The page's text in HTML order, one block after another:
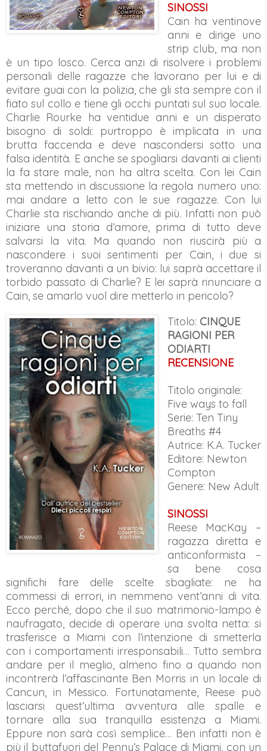
SINOSSI
Cain ha ventinove
anni e dirige uno
strip club, ma non
è un tipo losco. Cerca anzi di risolvere i problemi
personali delle ragazze che lavorano per lui e di
evitare guai con la polizia, che gli sta sempre con il
fiato sul collo e tiene gli occhi puntati sul suo locale.
Charlie Rourke ha ventidue anni e un disperato
bisogno di soldi: purtroppo è implicata in una
brutta faccenda e deve nascondersi sotto una
falsa identità. E anche se spogliarsi davanti ai clienti
la fa stare male, non ha altra scelta. Con lei Cain
sta mettendo in discussione la regola numero uno:
mai andare a letto con le sue ragazze. Con lui
Charlie sta rischiando anche di più. Infatti non può
iniziare una storia d’amore, prima di tutto deve
salvarsi la vita. Ma quando non riuscirà più a
nascondere i suoi sentimenti per Cain, i due si
troveranno davanti a un bivio: lui saprà accettare il
torbido passato di Charlie? E lei saprà rinunciare a
Cain, se amarlo vuol dire metterlo in pericolo?
Titolo: CINQUE
RAGIONI PER
ODIARTI
RECENSIONE
Titolo originale:
Five ways to fall
Serie: Ten Tiny
Breaths #4
Autrice: K.A. Tucker
Editore: Newton
Compton
Genere: New Adult
SINOSSI
Reese MacKay –
ragazza diretta e
anticonformista –
sa bene cosa
significhi fare delle scelte sbagliate: ne ha
commessi di errori, in nemmeno vent’anni di vita.
Ecco perché, dopo che il suo matrimonio-lampo è
naufragato, decide di operare una svolta netta: si
trasferisce a Miami con l’intenzione di smetterla
con i comportamenti irresponsabili… Tutto sembra
andare per il meglio, almeno fino a quando non
incontrerà l’affascinante Ben Morris in un locale di
Cancun, in Messico. Fortunatamente, Reese può
lasciarsi quest’ultima avventura alle spalle e
tornare alla sua tranquilla esistenza a Miami.
Eppure non sarà così semplice… Ben infatti non è
più il buttafuori del Penny’s Palace di Miami, con un